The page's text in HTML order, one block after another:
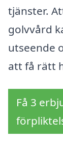
tjänster.
golvvård
utseende
att få rätt
Få 3